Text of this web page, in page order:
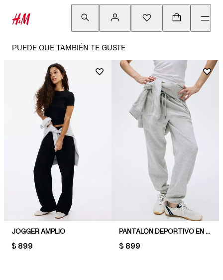
PUEDE QUE TAMBIÉN TE GUSTE
JOGGER AMPLIO
PRICE:
$ 899
PANTALÓN DEPORTIVO EN MEZCLA DE ALGODÓN
PRICE:
$ 899